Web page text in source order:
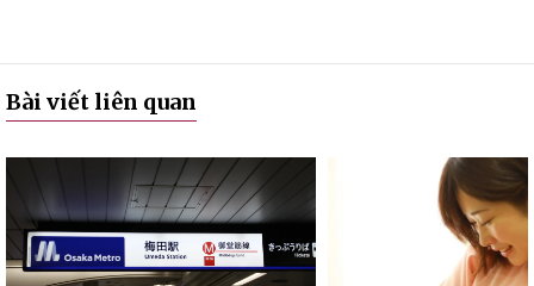
Bài viết liên quan